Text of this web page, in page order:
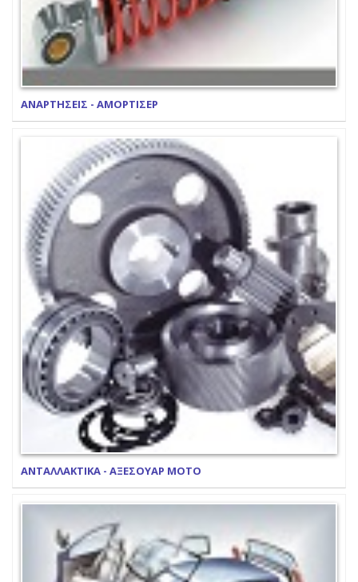
ΑΝΑΡΤΗΣΕΙΣ - ΑΜΟΡΤΙΣΕΡ
ΑΝΤΑΛΛΑΚΤΙΚΑ - ΑΞΕΣΟΥΑΡ ΜΟΤΟ